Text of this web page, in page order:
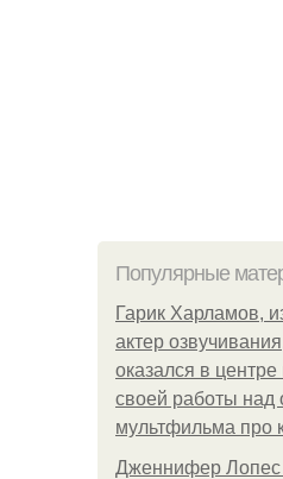
Популярные
Гарик Харламов,
актер
оказался в
своей работы над
мультфильма про
Дженнифер Лопес